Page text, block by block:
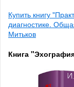
Купить книгу
диагностике.
Митьков
Книга